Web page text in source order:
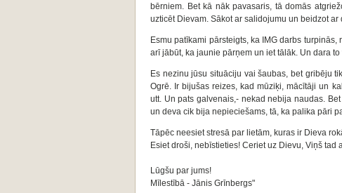
bērniem. Bet kā nāk pavasaris, tā domās
uzticēt Dievam. Sākot ar salidojumu un beidzot
Esmu patīkami pārsteigts, ka IMG darbs
arī jābūt, ka jaunie pārņem un iet tālāk. Un dara
Es nezinu jūsu situāciju vai šaubas, bet gribēju
Ogrē. Ir bijušas reizes, kad mūziķi, mācītāji un
utt. Un pats galvenais,- nekad nebija naudas.
un deva cik bija nepieciešams, tā, ka palika pāri
Tāpēc neesiet stresā par lietām, kuras ir Dieva
Esiet droši, nebīstieties! Ceriet uz Dievu, Viņš
Lūgšu par jums!
Mīlestībā - Jānis Grīnbergs"